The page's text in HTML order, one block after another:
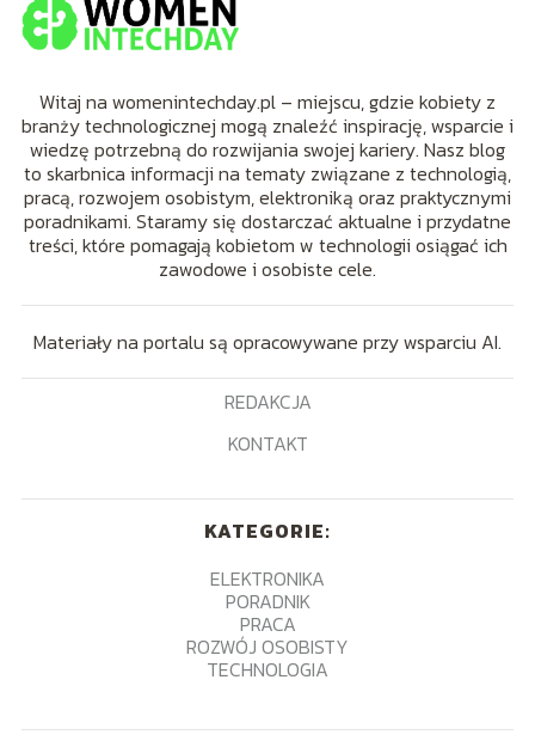
Witaj na womenintechday.pl – miejscu, gdzie kobiety z
branży technologicznej mogą znaleźć inspirację, wsparcie i
wiedzę potrzebną do rozwijania swojej kariery. Nasz blog
to skarbnica informacji na tematy związane z technologią,
pracą, rozwojem osobistym, elektroniką oraz praktycznymi
poradnikami. Staramy się dostarczać aktualne i przydatne
treści, które pomagają kobietom w technologii osiągać ich
zawodowe i osobiste cele.
Materiały na portalu są opracowywane przy wsparciu AI.
REDAKCJA
KONTAKT
KATEGORIE:
ELEKTRONIKA
PORADNIK
PRACA
ROZWÓJ OSOBISTY
TECHNOLOGIA